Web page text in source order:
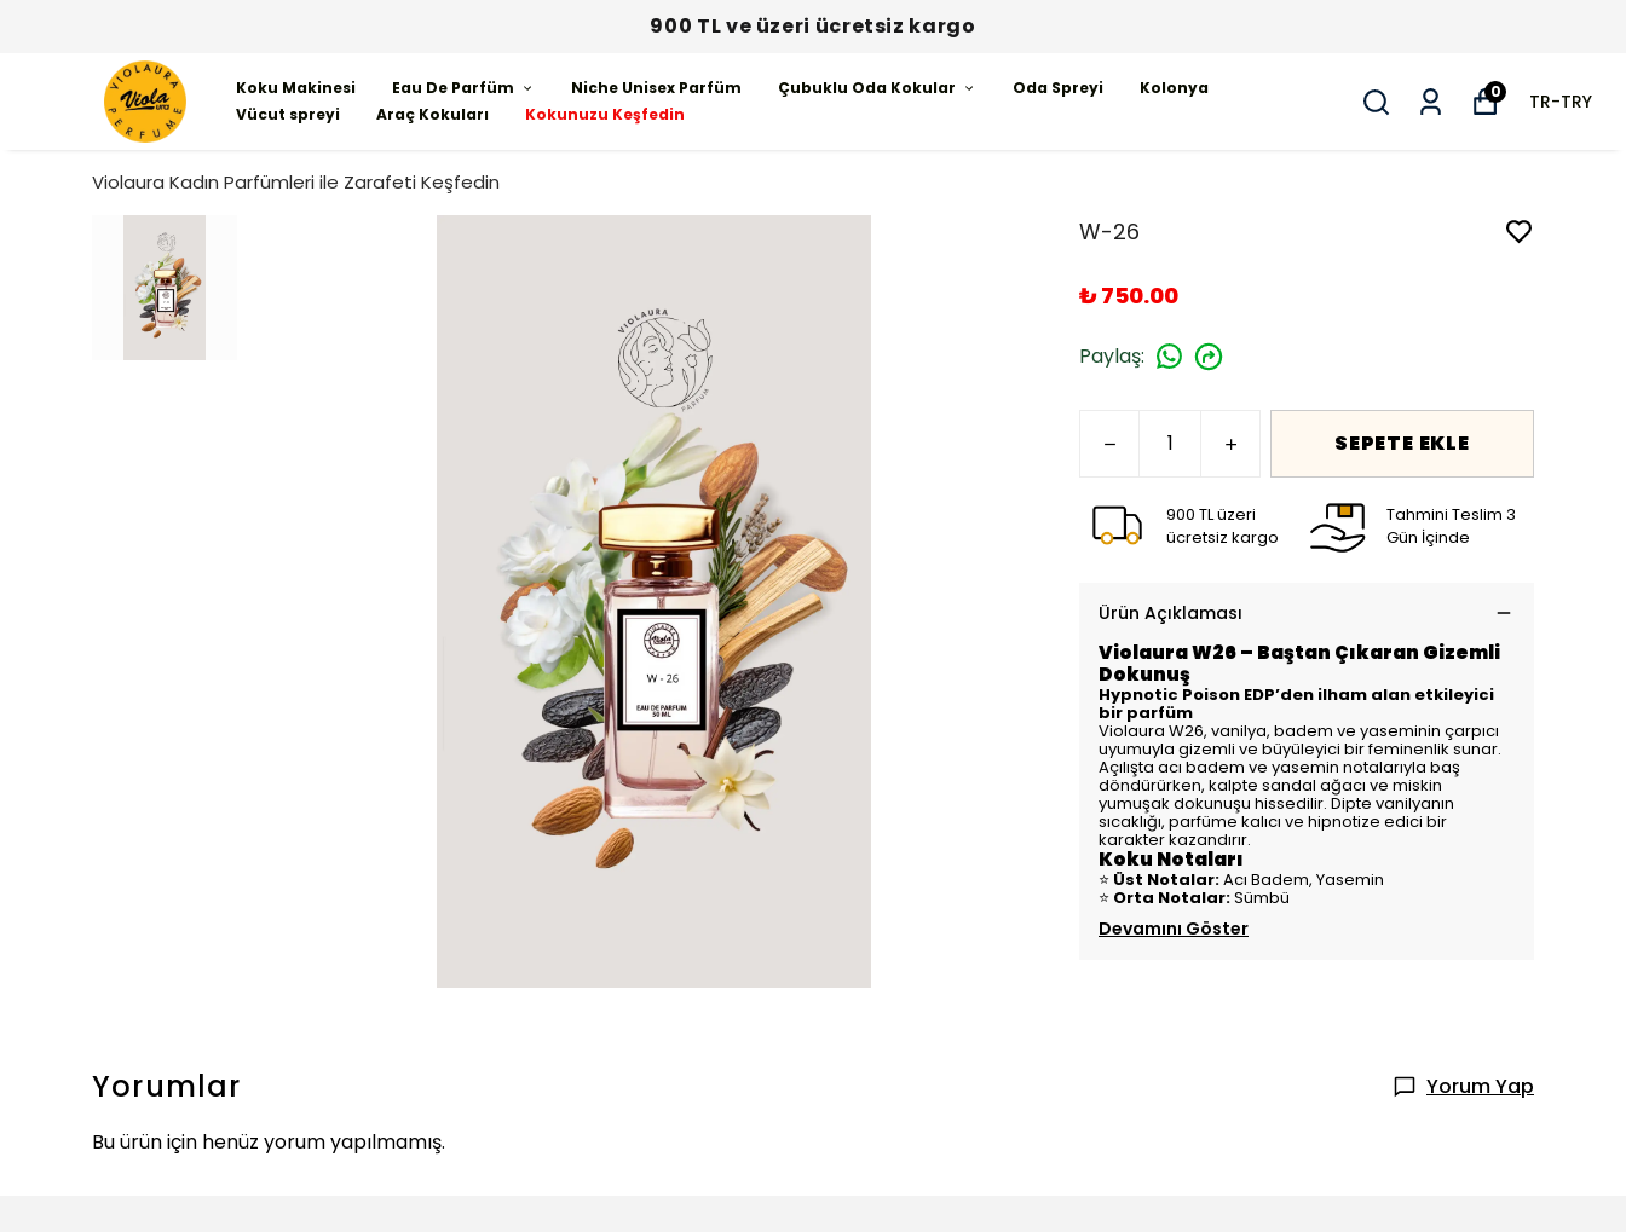
900 TL ve üzeri ücretsiz kargo
Koku Makinesi Eau De Parfüm Niche Unisex Parfüm Çubuklu Oda Kokular Oda Spreyi
Kolonya
Vücut spreyi
Araç Kokuları Kokunuzu Keşfedin
0 TR-TRY
Violaura Kadın Parfümleri ile Zarafeti Keşfedin
W-26
₺ 750.00
Paylaş:
SEPETE EKLE
900 TL üzeri
ücretsiz kargo
Tahmini Teslim 3
Gün İçinde
Ürün Açıklaması
Violaura W26 – Baştan Çıkaran Gizemli
Dokunuş
Hypnotic Poison EDP’den ilham alan etkileyici
bir parfüm
Violaura W26, vanilya, badem ve yaseminin çarpıcı
uyumuyla gizemli ve büyüleyici bir feminenlik sunar.
Açılışta acı badem ve yasemin notalarıyla baş
döndürürken, kalpte sandal ağacı ve miskin
yumuşak dokunuşu hissedilir. Dipte vanilyanın
sıcaklığı, parfüme kalıcı ve hipnotize edici bir
karakter kazandırır.
Koku Notaları
⭐ Üst Notalar:Acı Badem, Yasemin
⭐ Orta Notalar:Sümbü
Devamını Göster
Yorumlar
Yorum Yap
Bu ürün için henüz yorum yapılmamış.